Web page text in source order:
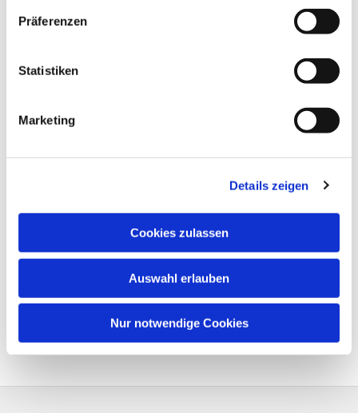
Präferenzen
Statistiken
Marketing
Details zeigen
Cookies zulassen
Auswahl erlauben
Nur notwendige Cookies